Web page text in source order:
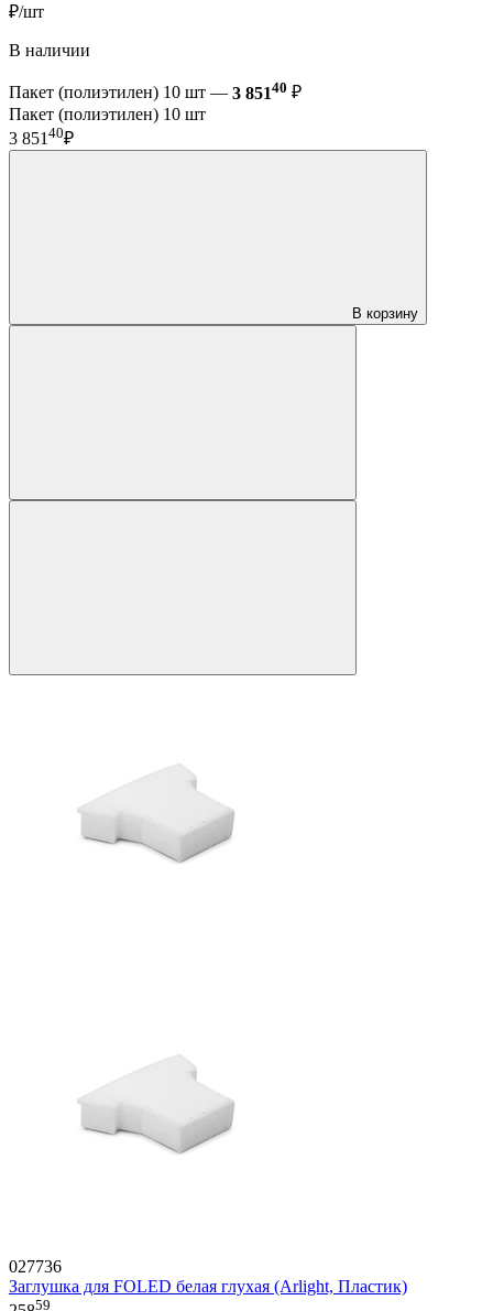
₽/шт
В наличии
Пакет (полиэтилен) 10 шт — 3 85140 ₽
Пакет (полиэтилен) 10 шт
3 851 40₽
В корзину
027736
Заглушка для FOLED белая глухая (Arlight, Пластик)
59